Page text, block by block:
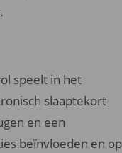
speelt in het
slaaptekort
en een
beïnvloeden en op